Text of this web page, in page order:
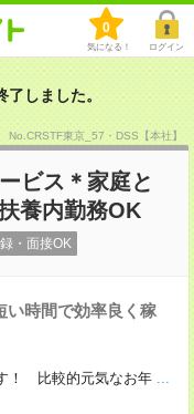
0
気になる！ ログイン
しました。
No.CRSTF東京_57・DSS【本社】
ビス＊家庭と
養内勤務OK
・面接OK
い時間で効率良く稼
！ 比較的元気なお年 ...